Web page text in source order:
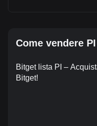
Come vendere PI
Bitget lista PI –
Bitget!